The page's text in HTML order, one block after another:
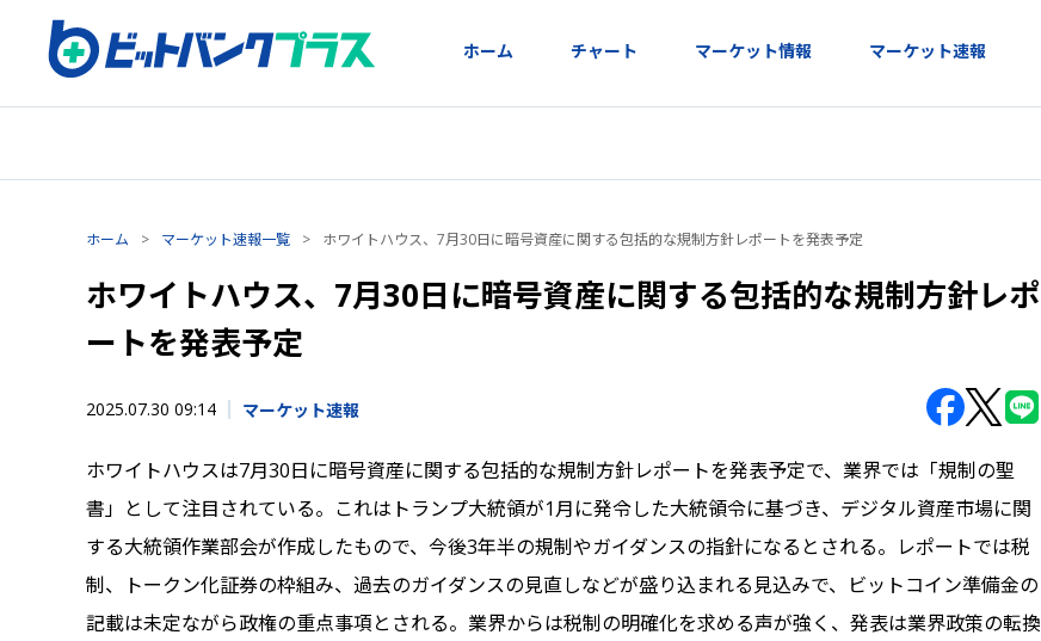
ホーム チャート マーケット情報 マーケット速報
ホーム > マーケット速報一覧 > ホワイトハウス、7月30日に暗号資産に関する包括的な規制方針レポートを発表予定
ホワイトハウス、7月30日に暗号資産に関する包括的な規制方針レポ
ートを発表予定
2025.07.30 09:14 マーケット速報
ホワイトハウスは7月30日に暗号資産に関する包括的な規制方針レポートを発表予定で、業界では「規制の聖
書」として注目されている。これはトランプ大統領が1月に発令した大統領令に基づき、デジタル資産市場に関
する大統領作業部会が作成したもので、今後3年半の規制やガイダンスの指針になるとされる。レポートでは税
制、トークン化証券の枠組み、過去のガイダンスの見直しなどが盛り込まれる見込みで、ビットコイン準備金の
記載は未定ながら政権の重点事項とされる。業界からは税制の明確化を求める声が強く、発表は業界政策の転換